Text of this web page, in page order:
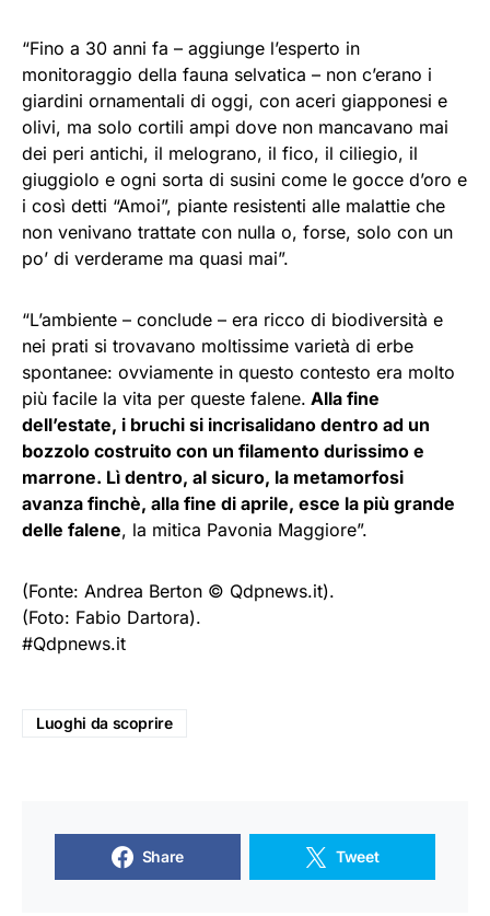
“Fino a 30 anni fa – aggiunge l’esperto in
monitoraggio della fauna selvatica – non c’erano i
giardini ornamentali di oggi, con aceri giapponesi e
olivi, ma solo cortili ampi dove non mancavano mai
dei peri antichi, il melograno, il fico, il ciliegio, il
giuggiolo e ogni sorta di susini come le gocce d’oro e
i così detti “Amoi”, piante resistenti alle malattie che
non venivano trattate con nulla o, forse, solo con un
po’ di verderame ma quasi mai”.
“L’ambiente – conclude – era ricco di biodiversità e
nei prati si trovavano moltissime varietà di erbe
spontanee: ovviamente in questo contesto era molto
più facile la vita per queste falene. Alla fine
dell’estate, i bruchi si incrisalidano dentro ad un
bozzolo costruito con un filamento durissimo e
marrone. Lì dentro, al sicuro, la metamorfosi
avanza finchè, alla fine di aprile, esce la più grande
delle falene, la mitica Pavonia Maggiore”.
(Fonte: Andrea Berton © Qdpnews.it).
(Foto: Fabio Dartora).
#Qdpnews.it
Luoghi da scoprire
Share Tweet